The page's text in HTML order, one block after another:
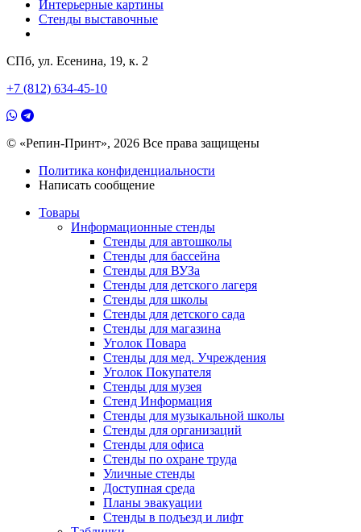
Интерьерные картины
Стенды выставочные
СПб, ул. Есенина, 19, к. 2
+7 (812) 634-45-10
© «Репин-Принт», 2026 Все права защищены
Политика конфиденциальности
Написать сообщение
Товары
Информационные стенды
Стенды для автошколы
Стенды для бассейна
Стенды для ВУЗа
Стенды для детского лагеря
Стенды для школы
Стенды для детского сада
Стенды для магазина
Уголок Повара
Стенды для мед. Учреждения
Уголок Покупателя
Стенды для музея
Стенд Информация
Стенды для музыкальной школы
Стенды для организаций
Стенды для офиса
Стенды по охране труда
Уличные стенды
Доступная среда
Планы эвакуации
Стенды в подъезд и лифт